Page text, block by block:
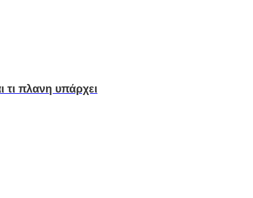
τι πλανη υπάρχει